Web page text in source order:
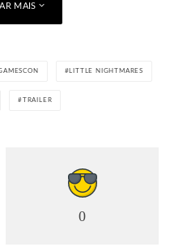
MAIS
LITTLE NIGHTMARES
TRAILER
0